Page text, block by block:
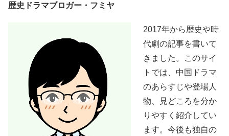
歴史ドラマブロガー・フミヤ
2017年から歴史や時
代劇の記事を書いて
きました。このサイ
トでは、中国ドラマ
のあらすじや登場人
物、見どころを分か
りやすく紹介してい
ます。今後も独自の